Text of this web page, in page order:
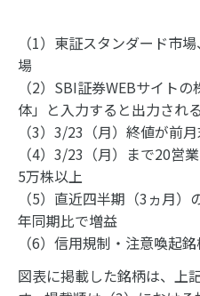
（1）東証スタンダード市
場
（2）SBI証券WEBサイト
体」と入力すると出力され
（3）3/23（月）終値が前
（4）3/23（月）まで20営
5万株以上
（5）直近四半期（3ヵ月
年同期比で増益
（6）信用規制・注意喚起
図表に掲載した銘柄は、上